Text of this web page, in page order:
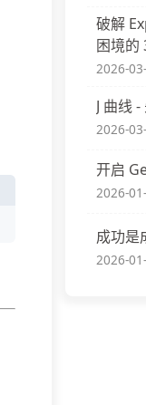
破解
困境的
2026-
J 曲线
2026-
开启
2026-
成功是
2026-